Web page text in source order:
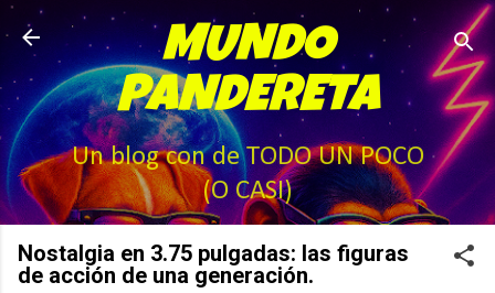
Ir al contenido principal
MUNDO
PANDERETA
Un blog con de TODO UN POCO
(O CASI)
Nostalgia en 3.75 pulgadas: las figuras
de acción de una generación.